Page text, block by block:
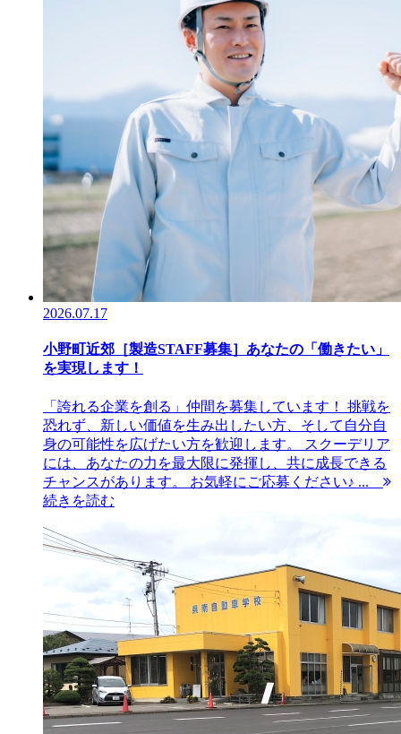
2026.07.17
小野町近郊［製造STAFF募集］あなたの「働きたい」
を実現します！
「誇れる企業を創る」仲間を募集しています！ 挑戦を
恐れず、新しい価値を生み出したい方、そして自分自
身の可能性を広げたい方を歓迎します。 スクーデリア
には、あなたの力を最大限に発揮し、共に成長できる
チャンスがあります。 お気軽にご応募ください♪ ...
続きを読む